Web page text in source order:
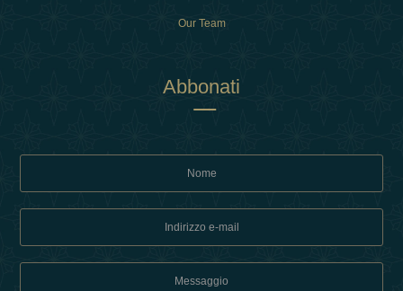
Our Team
Abbonati